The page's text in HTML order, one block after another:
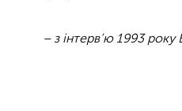
– з інтерв’ю 1993